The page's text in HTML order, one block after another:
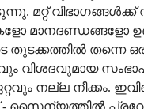
മറ്റ്
മാനദണ്ഡങ്ങളോ
തന്നെ ഒരു
വിശദവുമായ
നല്ല നീക്കം.
സൈന്യത്തിൽ